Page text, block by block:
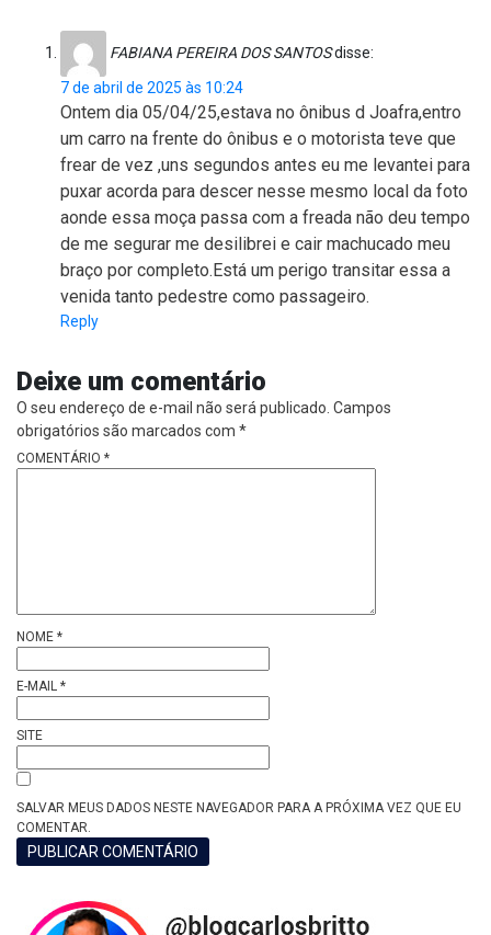
FABIANA PEREIRA DOS SANTOSdisse:
7 de abril de 2025 às 10:24
Ontem dia 05/04/25,estava no ônibus d Joafra,entro
um carro na frente do ônibus e o motorista teve que
frear de vez ,uns segundos antes eu me levantei para
puxar acorda para descer nesse mesmo local da foto
aonde essa moça passa com a freada não deu tempo
de me segurar me desilibrei e cair machucado meu
braço por completo.Está um perigo transitar essa a
venida tanto pedestre como passageiro.
Reply
Deixe um comentário
O seu endereço de e-mail não será publicado. Campos
obrigatórios são marcados com *
COMENTÁRIO *
NOME *
E-MAIL *
SITE
SALVAR MEUS DADOS NESTE NAVEGADOR PARA A PRÓXIMA VEZ QUE EU
COMENTAR.